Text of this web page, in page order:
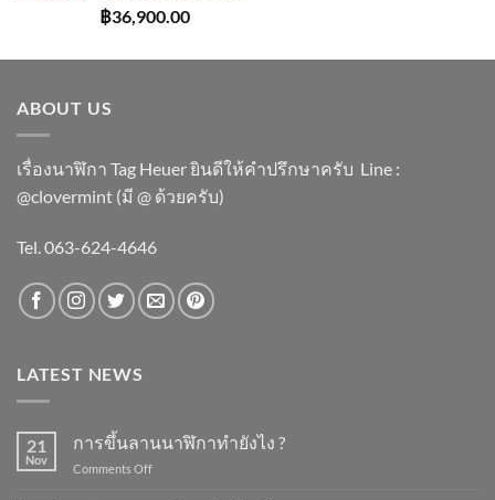
฿36,900.00
ABOUT US
เรื่องนาฬิกา Tag Heuer ยินดีให้คำปรึกษาครับ ​Line :
@clovermint (มี @ ด้วยครับ)
Tel. 063-624-4646
LATEST NEWS
21
Nov
การขึ้นลานนาฬิกาทำยังไง ?
Comments Offon